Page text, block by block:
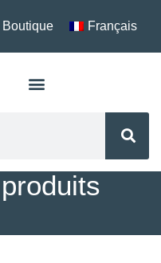
Boutique Français